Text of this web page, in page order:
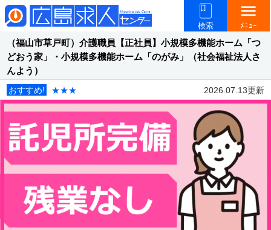
検索
menu
ﾒﾆｭｰ
（福山市草戸町）介護職員【正社員】小規模多機能ホーム「つ
どおう家」・小規模多機能ホーム「のがみ」（社会福祉法人さ
んよう）
おすすめ! ★★★ 2026.07.13更新